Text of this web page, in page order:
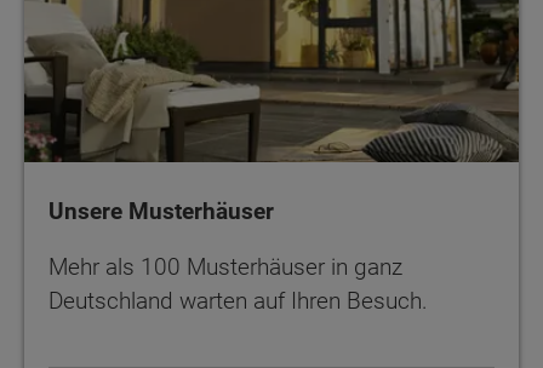
Unsere Musterhäuser
Mehr als 100 Musterhäuser in ganz
Deutschland warten auf Ihren Besuch.